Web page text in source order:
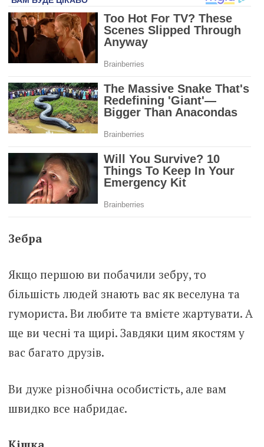
Зебра
Якщо першою ви побачили зебру, то
більшість людей знають вас як веселуна та
гумориста. Ви любите та вмієте жартувати. А
ще ви чесні та щирі. Завдяки цим якостям у
вас багато друзів.
Ви дуже різнобічна особистість, але вам
швидко все набридає.